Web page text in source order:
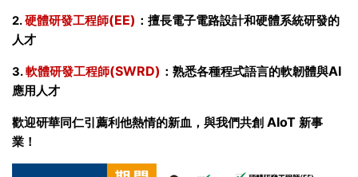
2.硬體研發工程師(EE) ：擅長電子電路設計和硬體系統研發的
人才
3.軟體研發工程師(SWRD) ：熟悉各種程式語言的軟韌體與AI
應用人才
歡迎研華同仁引薦利他熱情的新血，與我們共創 AIoT 新事
業！